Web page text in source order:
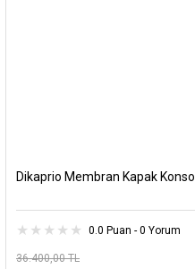
Dikaprio Membran Kapak Konsol
0.0 Puan - 0 Yorum
36.400,00 TL